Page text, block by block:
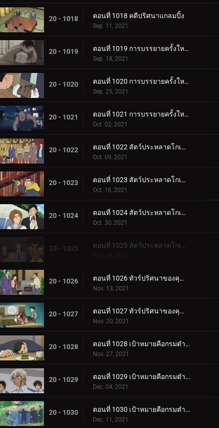
20 - 1018 ตอนที่ 1018 คดีปริศนาแกลมปิ้ง
Sep. 11, 2021
20 - 1019 ตอนที่ 1019 การบรรยายครั้งใหญ่ของโมริ โคโกโร่ (ตอนแรก)
Sep. 18, 2021
20 - 1020 ตอนที่ 1020 การบรรยายครั้งใหญ่ของโมริ โคโกโร่ (ตอนกลาง)
Sep. 25, 2021
20 - 1021 ตอนที่ 1021 การบรรยายครั้งใหญ่ของโมริ โคโกโร่ (ตอนจบ)
Oct. 02, 2021
20 - 1022 ตอนที่ 1022 สัตว์ประหลาดโกเมล่า ปะทะ คาเมนไยบะ (ปฐมบท)
Oct. 09, 2021
20 - 1023 ตอนที่ 1023 สัตว์ประหลาดโกเมล่า ปะทะ คาเมนไยบะ (ทำลาย)
Oct. 16, 2021
20 - 1024 ตอนที่ 1024 สัตว์ประหลาดโกเมล่า ปะทะ คาเมนไยบะ (ไล่ล่า)
Oct. 30, 2021
20 - 1025 ตอนที่ 1025 สัตว์ประหลาดโกเมล่า ปะทะ คาเมนไยบะ (บทสรุป)
Nov. 06, 2021
20 - 1026 ตอนที่ 1026 ทัวร์ปริศนาของคุณหนูคางะ (ตอนแรก)
Nov. 13, 2021
20 - 1027 ตอนที่ 1027 ทัวร์ปริศนาของคุณหนูคางะ (ตอนจบ)
Nov. 20, 2021
20 - 1028 ตอนที่ 1028 เป้าหมายคือกรมตำรวจนครบาลแผนกจราจร (ตอนแรก)
Nov. 27, 2021
20 - 1029 ตอนที่ 1029 เป้าหมายคือกรมตำรวจนครบาลแผนกจราจร (ตอนสอง)
Dec. 04, 2021
20 - 1030 ตอนที่ 1030 เป้าหมายคือกรมตำรวจนครบาลแผนกจราจร (ตอนสาม)
Dec. 11, 2021